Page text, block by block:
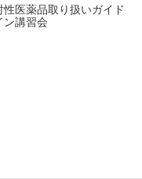
性医薬品取り扱いガイド
ン講習会